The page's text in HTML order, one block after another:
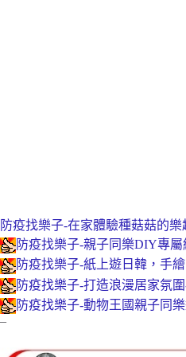
防疫找樂子-在家體驗種菇菇的樂
防疫找樂子-親子同樂DIY專屬
防疫找樂子-紙上遊日韓，手
防疫找樂子-打造浪漫居家氛
防疫找樂子-動物王國親子同
–